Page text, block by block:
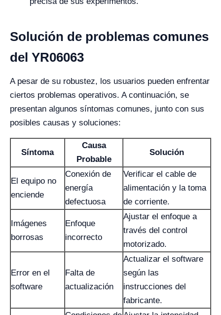
Solución de problemas comunes
del YR06063
A pesar de su robustez, los usuarios pueden enfrentar
ciertos problemas operativos. A continuación, se
presentan algunos síntomas comunes, junto con sus
posibles causas y soluciones:
Síntoma
Causa
Probable
Solución
El equipo no
enciende
Conexión de
energía
defectuosa
Verificar el cable de
alimentación y la toma
de corriente.
Imágenes
borrosas
Enfoque
incorrecto
Ajustar el enfoque a
través del control
motorizado.
Error en el
software
Falta de
actualización
Actualizar el software
según las
instrucciones del
fabricante.